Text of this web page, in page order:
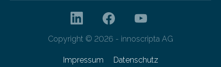
Copyright © 2026 - innoscripta AG
Impressum Datenschutz